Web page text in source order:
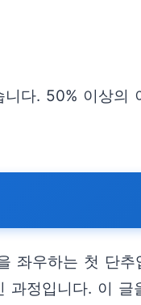
다. 50% 이상의
좌우하는 첫 단
과정입니다. 이